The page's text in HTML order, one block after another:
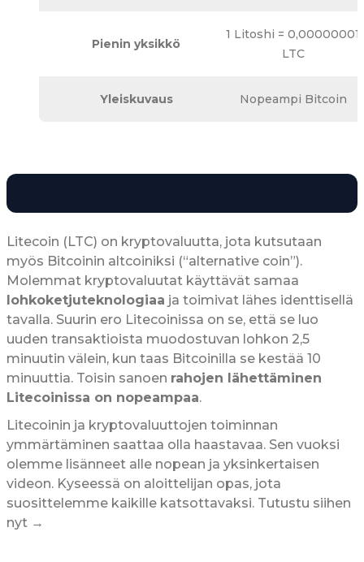
Pienin yksikkö
1 Litoshi = 0,00000001
LTC
Yleiskuvaus Nopeampi Bitcoin
Litecoin (LTC) on kryptovaluutta, jota kutsutaan
myös Bitcoinin altcoiniksi (“alternative coin”).
Molemmat kryptovaluutat käyttävät samaa
lohkoketjuteknologiaa ja toimivat lähes identtisellä
tavalla. Suurin ero Litecoinissa on se, että se luo
uuden transaktioista muodostuvan lohkon 2,5
minuutin välein, kun taas Bitcoinilla se kestää 10
minuuttia. Toisin sanoen rahojen lähettäminen
Litecoinissa on nopeampaa.
Litecoinin ja kryptovaluuttojen toiminnan
ymmärtäminen saattaa olla haastavaa. Sen vuoksi
olemme lisänneet alle nopean ja yksinkertaisen
videon. Kyseessä on aloittelijan opas, jota
suosittelemme kaikille katsottavaksi. Tutustu siihen
nyt →